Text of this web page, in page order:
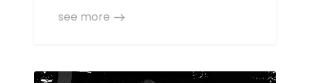
Regolamento GDPR
see more